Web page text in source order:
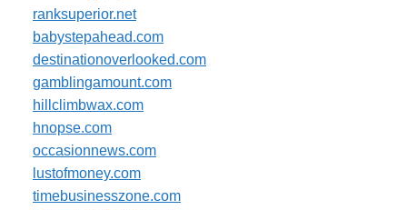
ranksuperior.net
babystepahead.com
destinationoverlooked.com
gamblingamount.com
hillclimbwax.com
hnopse.com
occasionnews.com
lustofmoney.com
timebusinesszone.com